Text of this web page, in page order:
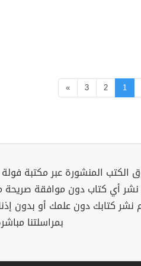
1
2
3
»
الكتب المنشورة عبر مكتبة
نشر أي كتاب دون موافقة صريحة
نشر كتابك دون علمك أو بدون
بمراسلتنا